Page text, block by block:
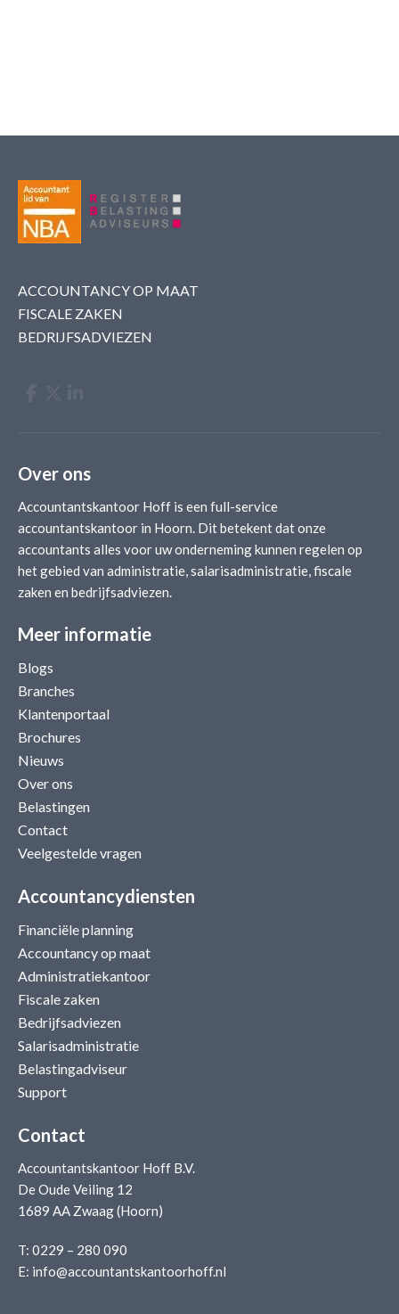
ACCOUNTANCY OP MAAT
FISCALE ZAKEN
BEDRIJFSADVIEZEN
Over ons
Accountantskantoor Hoff is een full-service
accountantskantoor in Hoorn. Dit betekent dat onze
accountants alles voor uw onderneming kunnen regelen op
het gebied van administratie, salarisadministratie, fiscale
zaken en bedrijfsadviezen.
Meer informatie
Blogs
Branches
Klantenportaal
Brochures
Nieuws
Over ons
Belastingen
Contact
Veelgestelde vragen
Accountancydiensten
Financiële planning
Accountancy op maat
Administratiekantoor
Fiscale zaken
Bedrijfsadviezen
Salarisadministratie
Belastingadviseur
Support
Contact
Accountantskantoor Hoff B.V.
De Oude Veiling 12
1689 AA Zwaag (Hoorn)
T: 0229 – 280 090
E: info@accountantskantoorhoff.nl